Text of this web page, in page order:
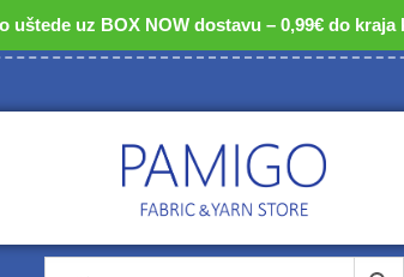
uštede uz BOX NOW dostavu – 0,99€ do kraja